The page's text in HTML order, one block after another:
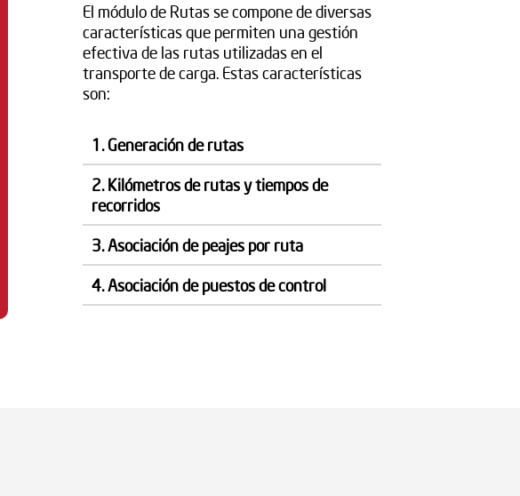
El módulo de Rutas se compone de diversas
características que permiten una gestión
efectiva de las rutas utilizadas en el
transporte de carga. Estas características
son:
1. Generación de rutas
2. Kilómetros de rutas y tiempos de
recorridos
3. Asociación de peajes por ruta
4. Asociación de puestos de control